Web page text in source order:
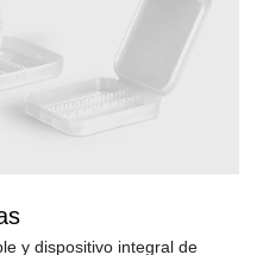
y dispositivo integral de